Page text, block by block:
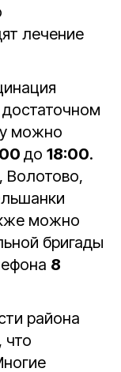
лечение
можно
до 18:00.
Волотово,
можно
бригады
8
района
что